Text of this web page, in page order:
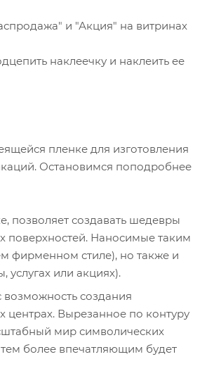
и "Акция" на витринах
наклеечку и наклеить ее
пленке для изготовления
Остановимся поподробнее
позволяет создавать шедевры
поверхностей. Наносимые таким
фирменном стиле), но также и
или акциях).
создания
Вырезанное по контуру
мир символических
более впечатляющим будет